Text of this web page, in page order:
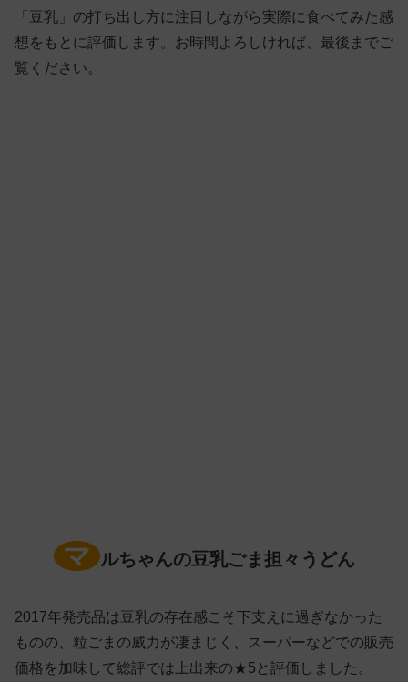
「豆乳」の打ち出し方に注目しながら実際に食べてみた感
想をもとに評価します。お時間よろしければ、最後までご
覧ください。
マ ルちゃんの豆乳ごま担々うどん
2017年発売品は豆乳の存在感こそ下支えに過ぎなかった
ものの、粒ごまの威力が凄まじく、スーパーなどでの販売
価格を加味して総評では上出来の★5と評価しました。